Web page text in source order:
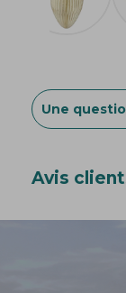
Une
Avis